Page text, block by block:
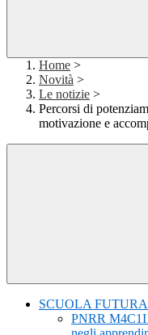
Home >
Novità >
Le notizie >
Percorsi di
motivazione e
SCUOLA
PNRR